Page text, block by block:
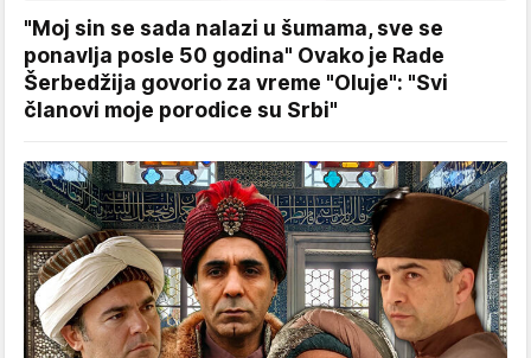
"Moj sin se sada nalazi u šumama, sve se
ponavlja posle 50 godina" Ovako je Rade
Šerbedžija govorio za vreme "Oluje": "Svi
članovi moje porodice su Srbi"